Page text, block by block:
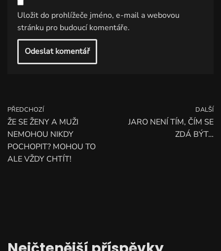
Uložit do prohlížeče jméno, e-mail a webovou
stránku pro budoucí komentáře.
PŘEDCHOZÍ
ŽE SE ŽENY A MUŽI
NEMOHOU NIKDY
POCHOPIT? MOHOU TO
ALE VŽDY CHTÍT!
DALŠÍ
JARO NENÍ TÍM, ČÍM SE
ZDÁ BÝT…